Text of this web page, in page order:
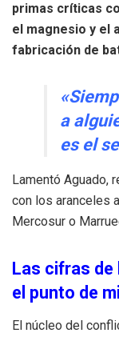
primas críticas
el magnesio y el
fabricación de
a
es el
Lamentó Aguado,
con los aranceles
Mercosur o
Las cifras de
el punto de
El núcleo del